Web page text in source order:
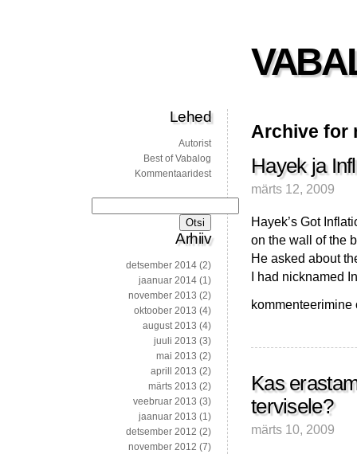
Archive for
Hayek ja
märts 12, 2009
Hayek’s Got
on the wall of the
He asked about
I had nicknamed
Hayek
Kas
tervisele?
märts 10, 2009
Lehed
Autorist
Best of Vabalog
Kommentaaridest
Arhiiv
detsember 2014 (2)
jaanuar 2014 (1)
november 2013 (2)
oktoober 2013 (4)
august 2013 (4)
juuli 2013 (3)
mai 2013 (2)
aprill 2013 (2)
märts 2013 (2)
veebruar 2013 (3)
jaanuar 2013 (1)
detsember 2012 (2)
november 2012 (7)